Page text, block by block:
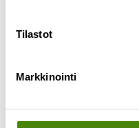
Tilastot
Markkinointi